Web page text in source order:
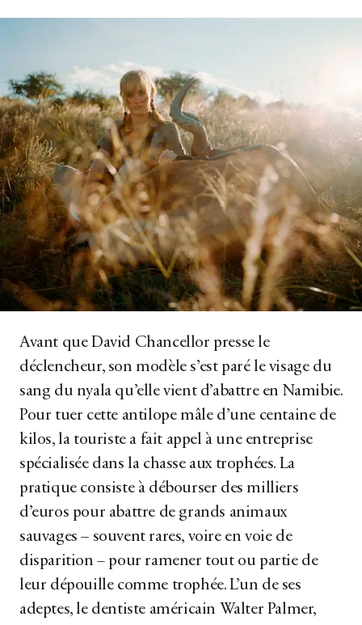
Avant que David Chancellor presse le
déclencheur, son modèle s’est paré le visage du
sang du nyala qu’elle vient d’abattre en Namibie.
Pour tuer cette antilope mâle d’une centaine de
kilos, la touriste a fait appel à une entreprise
spécialisée dans la chasse aux trophées. La
pratique consiste à débourser des milliers
d’euros pour abattre de grands animaux
sauvages – souvent rares, voire en voie de
disparition – pour ramener tout ou partie de
leur dépouille comme trophée. L’un de ses
adeptes, le dentiste américain Walter Palmer,